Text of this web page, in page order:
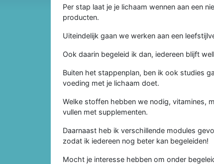
Per stap laat je je lichaam wennen aan een
producten.
Uiteindelijk gaan we werken aan een
Ook daarin begeleid ik dan, iedereen blijft
Buiten het stappenplan, ben ik ook studies
voeding met je lichaam doet.
Welke stoffen hebben we nodig, vitamines,
vullen met supplementen.
Daarnaast heb ik verschillende modules
zodat ik iedereen nog beter kan begeleiden!
Mocht je interesse hebben om onder